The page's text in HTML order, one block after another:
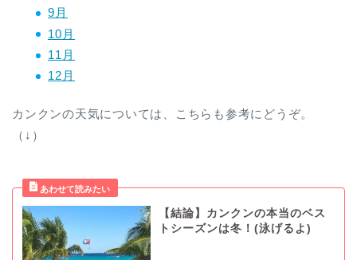
9月
10月
11月
12月
カンクンの天気については、こちらも参考にどうぞ。
（↓）
【結論】カンクンの本当のベス
トシーズンは冬！(泳げるよ)